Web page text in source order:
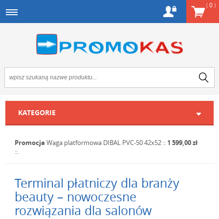
(0)
KATEGORIE
Promocja Waga platformowa DIBAL PVC-50 42x52 :: 1 599,00 zł
::.
Terminal płatniczy dla branży
beauty – nowoczesne
rozwiązania dla salonów